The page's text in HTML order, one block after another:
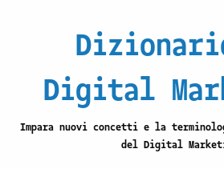
Digital
Impara nuovi concetti e la
del Digital